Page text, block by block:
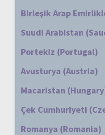
Birleşik Arap
Suudi Arabistan
Portekiz (Portugal)
Avusturya (Austria)
Macaristan
Çek Cumhuriyeti
Romanya (Romania)